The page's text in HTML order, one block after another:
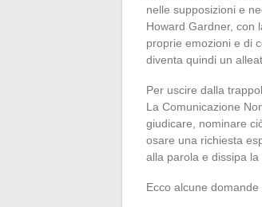
nelle supposizioni e
Howard Gardner, con
proprie emozioni e di
diventa quindi un
Per uscire dalla
La Comunicazione
giudicare, nominare
osare una richiesta
alla parola e dissipa la
Ecco alcune